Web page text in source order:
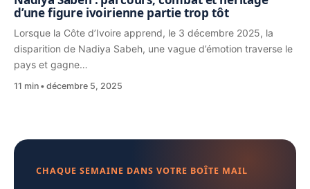
d’une figure ivoirienne partie trop tôt
Lorsque la Côte d’Ivoire apprend, le 3 décembre 2025, la
disparition de Nadiya Sabeh, une vague d’émotion traverse le
pays et gagne…
11 min décembre 5, 2025
CHAQUE SEMAINE DANS VOTRE BOÎTE MAIL